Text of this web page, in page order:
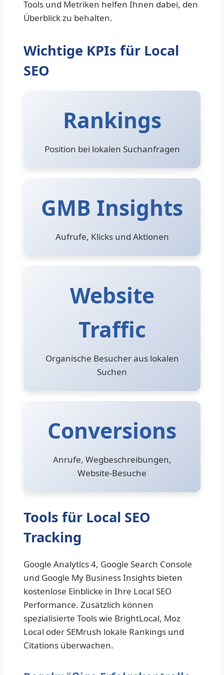
Tools und Metriken helfen Ihnen dabei, den
Überblick zu behalten.
Wichtige KPIs für Local
SEO
Rankings
Position bei lokalen Suchanfragen
GMB Insights
Aufrufe, Klicks und Aktionen
Website
Traffic
Organische Besucher aus lokalen
Suchen
Conversions
Anrufe, Wegbeschreibungen,
Website-Besuche
Tools für Local SEO
Tracking
Google Analytics 4, Google Search Console
und Google My Business Insights bieten
kostenlose Einblicke in Ihre Local SEO
Performance. Zusätzlich können
spezialisierte Tools wie BrightLocal, Moz
Local oder SEMrush lokale Rankings und
Citations überwachen.